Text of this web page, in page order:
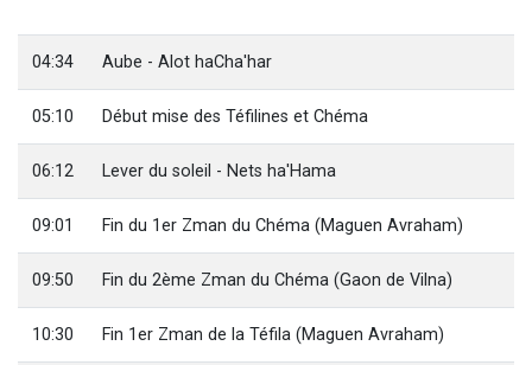
Il reste 49 places pour étudier en groupe sur Zoom
Eva vient de donner son Maasser
Eli vient de donner son Maasser
04:34 Aube - Alot haCha'har
05:10 Début mise des Téfilines et Chéma
06:12 Lever du soleil - Nets ha'Hama
09:01 Fin du 1er Zman du Chéma (Maguen Avraham)
09:50 Fin du 2ème Zman du Chéma (Gaon de Vilna)
10:30 Fin 1er Zman de la Téfila (Maguen Avraham)